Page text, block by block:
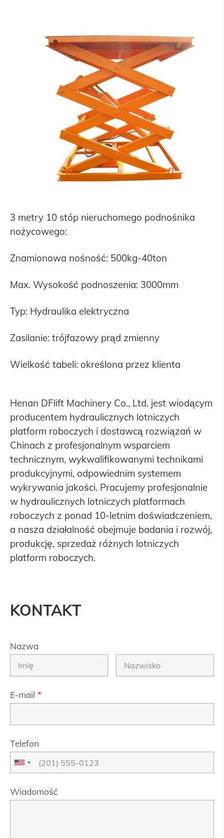
3 metry 10 stóp nieruchomego podnośnika
nożycowego:
Znamionowa nośność: 500kg-40ton
Max. Wysokość podnoszenia: 3000mm
Typ: Hydraulika elektryczna
Zasilanie: trójfazowy prąd zmienny
Wielkość tabeli: określona przez klienta
Henan DFlift Machinery Co., Ltd. jest wiodącym
producentem hydraulicznych lotniczych
platform roboczych i dostawcą rozwiązań w
Chinach z profesjonalnym wsparciem
technicznym, wykwalifikowanymi technikami
produkcyjnymi, odpowiednim systemem
wykrywania jakości. Pracujemy profesjonalnie
w hydraulicznych lotniczych platformach
roboczych z ponad 10-letnim doświadczeniem,
a nasza działalność obejmuje badania i rozwój,
produkcję, sprzedaż różnych lotniczych
platform roboczych.
KONTAKT
Nazwa
E-mail *
Telefon
Wiadomość